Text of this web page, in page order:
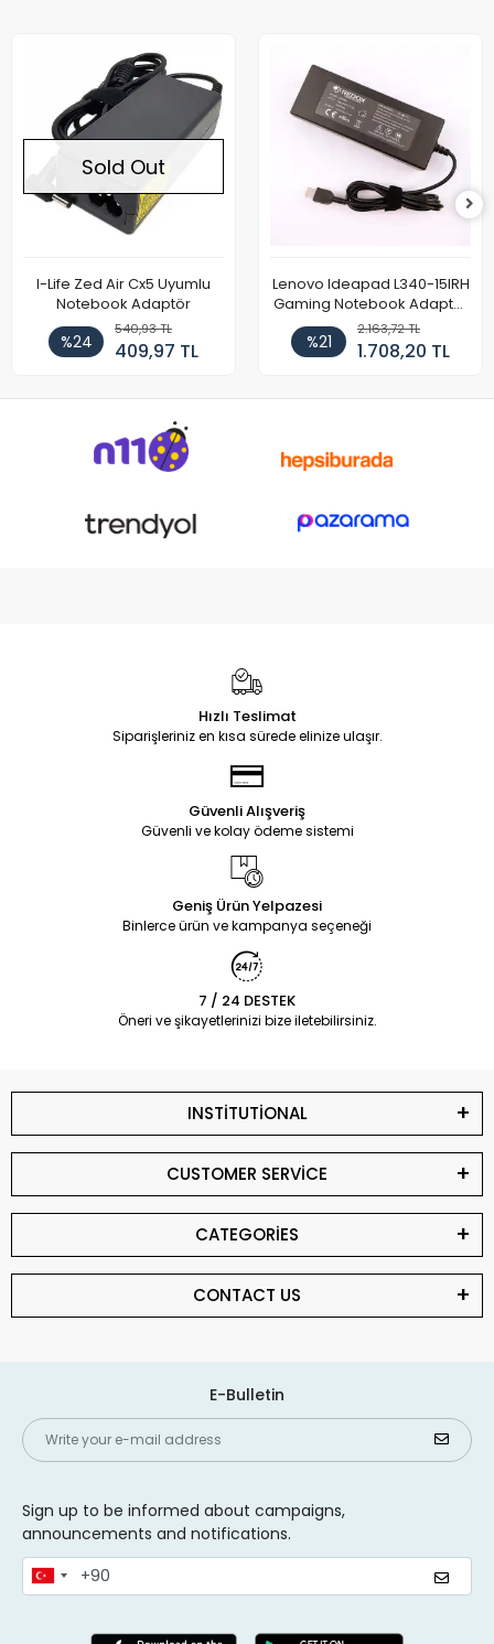
Sold Out
I-Life Zed Air Cx5 Uyumlu
Notebook Adaptör
%24
540,93 TL
409,97 TL
Lenovo Ideapad L340-15IRH
Gaming Notebook Adaptör
Cihazı Şarj Aleti (150W)
%21
2.163,72 TL
1.708,20 TL
Hızlı Teslimat
Siparişleriniz en kısa sürede elinize ulaşır.
Güvenli Alışveriş
Güvenli ve kolay ödeme sistemi
Geniş Ürün Yelpazesi
Binlerce ürün ve kampanya seçeneği
7 / 24 DESTEK
Öneri ve şikayetlerinizi bize iletebilirsiniz.
INSTİTUTİONAL
CUSTOMER SERVİCE
CATEGORİES
CONTACT US
E-Bulletin
Sign up to be informed about campaigns,
announcements and notifications.